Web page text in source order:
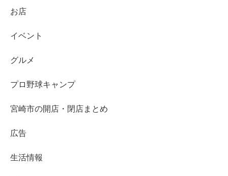
お店
イベント
グルメ
プロ野球キャンプ
宮崎市の開店・閉店まとめ
広告
生活情報